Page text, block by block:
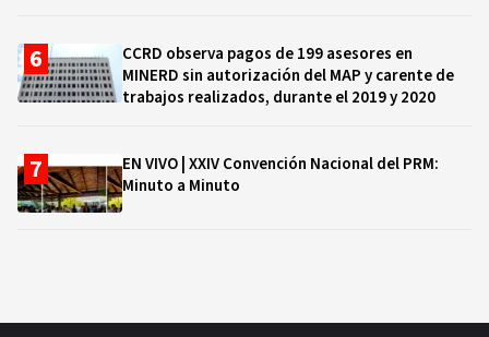
CCRD observa pagos de 199 asesores en
MINERD sin autorización del MAP y carente de
trabajos realizados, durante el 2019 y 2020
EN VIVO | XXIV Convención Nacional del PRM:
Minuto a Minuto